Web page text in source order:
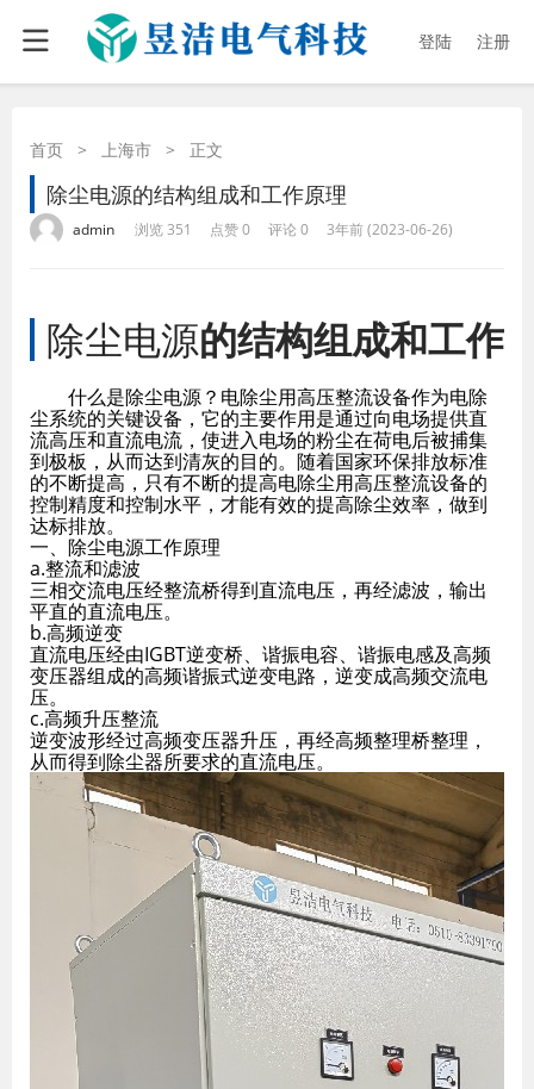
登陆 注册
首页 > 上海市 > 正文
除尘电源的结构组成和工作原理
admin 浏览 351 点赞 0 评论 0 3年前 (2023-06-26)
除尘电源的结构组成和工作
什么是除尘电源？电除尘用高压整流设备作为电除
尘系统的关键设备，它的主要作用是通过向电场提供直
流高压和直流电流，使进入电场的粉尘在荷电后被捕集
到极板，从而达到清灰的目的。随着国家环保排放标准
的不断提高，只有不断的提高电除尘用高压整流设备的
控制精度和控制水平，才能有效的提高除尘效率，做到
达标排放。
一、除尘电源工作原理
a.整流和滤波
三相交流电压经整流桥得到直流电压，再经滤波，输出
平直的直流电压。
b.高频逆变
直流电压经由IGBT逆变桥、谐振电容、谐振电感及高频
变压器组成的高频谐振式逆变电路，逆变成高频交流电
压。
c.高频升压整流
逆变波形经过高频变压器升压，再经高频整理桥整理，
从而得到除尘器所要求的直流电压。